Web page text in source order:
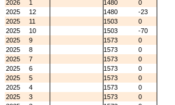
2026
1 1480
0
2025
12 1480
-23
2025
11 1503
0
2025
10 1503
-70
2025
9 1573
0
2025
8 1573
0
2025
7 1573
0
2025
6 1573
0
2025
5 1573
0
2025
4 1573
0
2025
3 1573
0